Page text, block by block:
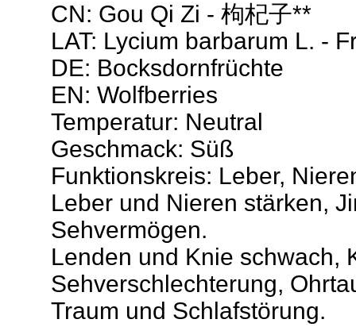
CN: Gou Qi Zi - 枸杞子**
LAT: Lycium barbarum L. -
DE: Bocksdornfrüchte
EN: Wolfberries
Temperatur: Neutral
Geschmack: Süß
Funktionskreis: Leber,
Leber und Nieren stärken,
Sehvermögen.
Lenden und Knie schwach,
Sehverschlechterung,
Traum und Schlafstörung.